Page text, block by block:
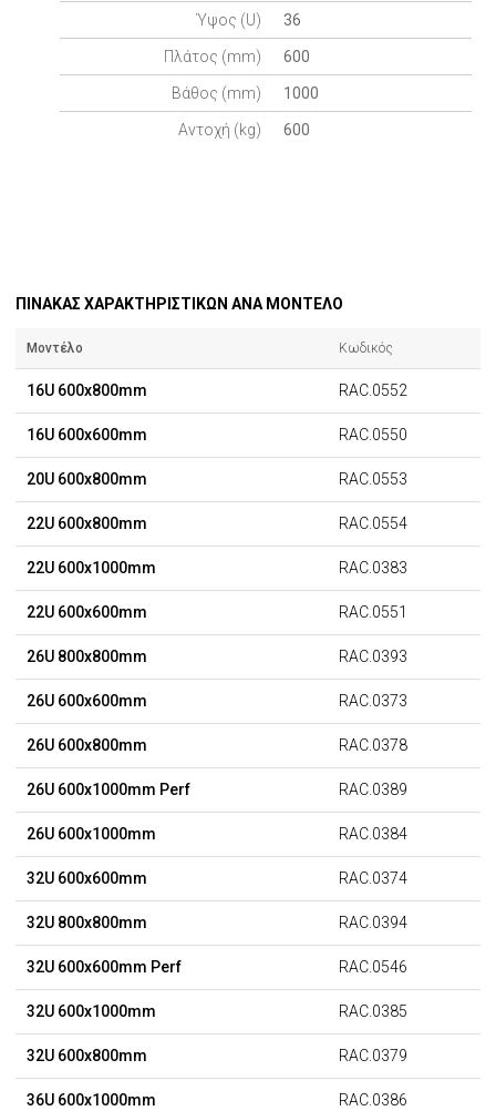
Ύψος (U) 36
Πλάτος (mm) 600
Βάθος (mm) 1000
Αντοχή (kg) 600
ΠΙΝΑΚΑΣ ΧΑΡΑΚΤΗΡΙΣΤΙΚΩΝ ΑΝΑ ΜΟΝΤΕΛΟ
Μοντέλο Κωδικός
16U 600x800mm RAC.0552
16U 600x600mm RAC.0550
20U 600x800mm RAC.0553
22U 600x800mm RAC.0554
22U 600x1000mm RAC.0383
22U 600x600mm RAC.0551
26U 800x800mm RAC.0393
26U 600x600mm RAC.0373
26U 600x800mm RAC.0378
26U 600x1000mm Perf RAC.0389
26U 600x1000mm RAC.0384
32U 600x600mm RAC.0374
32U 800x800mm RAC.0394
32U 600x600mm Perf RAC.0546
32U 600x1000mm RAC.0385
32U 600x800mm RAC.0379
36U 600x1000mm RAC.0386